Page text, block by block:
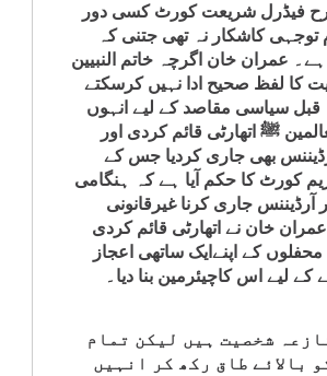
فیڈرل شریعت کورٹ کسی دور
توجہی کاشکار نہ تھی جتنی کہ
عمران خان اگرچہ خاتم النبیین
کا لفظ صحیح ادا نہیں کرسکتے
قبل سیاسی مقاصد کے لیے انہوں
ﷺ اتھارٹی قائم کردی اور
بھی جاری کردیا جس کے
کورٹ کا حکم آیا ہے کہ ہنگامی
آرڈیننس جاری کرنا غیرقانونی
خان نے اتھارٹی قائم کردی
محفلوں کے اپنےایک ساتھی اعجاز
کے لیے اس کاچیئرمین بنا دیا۔
شخصیت ہیں لیکن تمام
بالائے طاق رکھ کر انہیں